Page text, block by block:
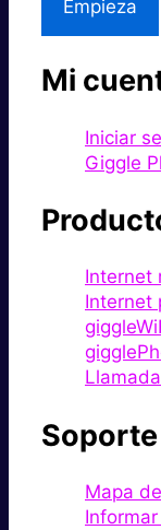
Empieza
Mi
Iniciar
Giggle
Internet
Internet
Soporte
Mapa